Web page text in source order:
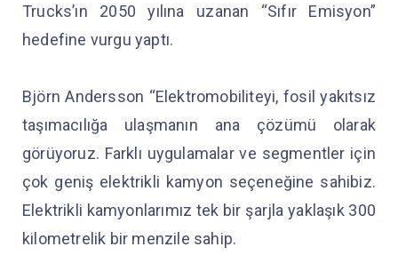
Trucks’ın 2050 yılına uzanan “Sıfır Emisyon”
hedefine vurgu yaptı.
Björn Andersson “Elektromobiliteyi, fosil yakıtsız
taşımacılığa ulaşmanın ana çözümü olarak
görüyoruz. Farklı uygulamalar ve segmentler için
çok geniş elektrikli kamyon seçeneğine sahibiz.
Elektrikli kamyonlarımız tek bir şarjla yaklaşık 300
kilometrelik bir menzile sahip.